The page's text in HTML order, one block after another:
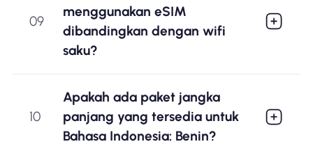
09
menggunakan eSIM
dibandingkan dengan wifi
saku?
10
Apakah ada paket jangka
panjang yang tersedia untuk
Bahasa Indonesia: Benin?